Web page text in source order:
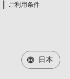
ご利用条件
日本